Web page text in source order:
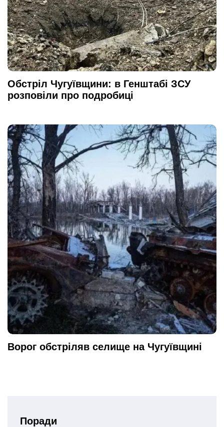
Обстріл Чугуївщини: в Генштабі ЗСУ
розповіли про подробиці
Ворог обстріляв селище на Чугуївщині
Поради